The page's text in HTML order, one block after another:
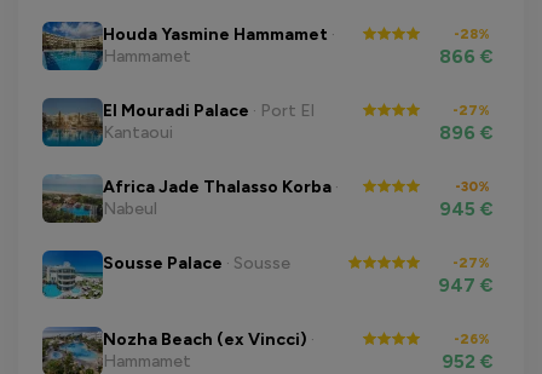
Houda Yasmine Hammamet ·
Hammamet
-28%
866 €
El Mouradi Palace · Port El
Kantaoui
-27%
896 €
Africa Jade Thalasso Korba ·
Nabeul
-30%
945 €
Sousse Palace · Sousse -27%
947 €
Nozha Beach (ex Vincci) ·
Hammamet
-26%
952 €